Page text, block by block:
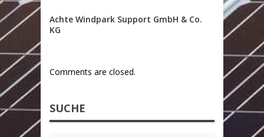
Achte Windpark Support GmbH & Co.
KG
Comments are closed.
SUCHE